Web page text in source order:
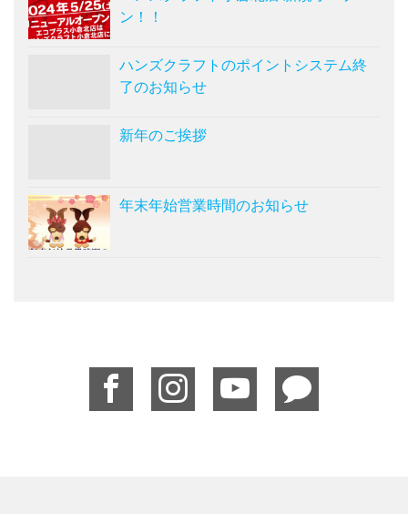
ン！！
ハンズクラフトのポイントシステム終
了のお知らせ
新年のご挨拶
年末年始営業時間のお知らせ